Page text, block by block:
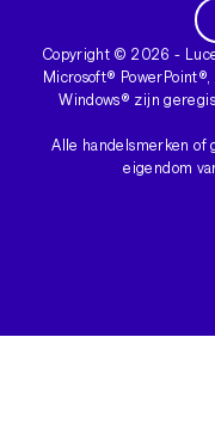
Copyright ©2026 -
Microsoft®
Windows® zijn
Alle handelsmerken of
eigendom